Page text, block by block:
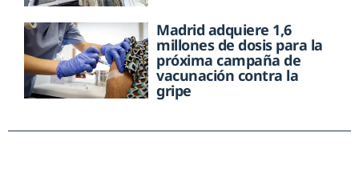
Madrid adquiere 1,6
millones de dosis para la
próxima campaña de
vacunación contra la
gripe